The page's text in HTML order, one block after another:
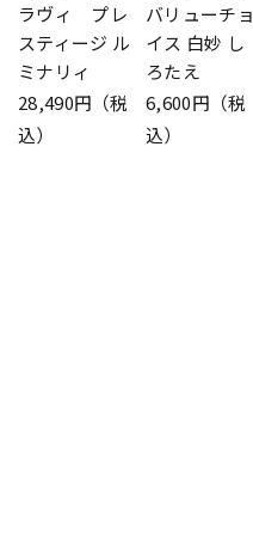
ラヴィ プレ
スティージ ル
ミナリィ
28,490円（税
込）
バリューチョ
イス 白妙 し
ろたえ
6,600円（税
込）